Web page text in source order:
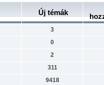
Új témák
3
0
2
311
9418